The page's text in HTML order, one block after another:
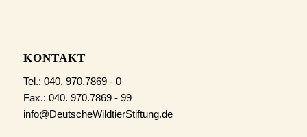
KONTAKT
Tel.: 040. 970.7869 - 0
Fax.: 040. 970.7869 - 99
info@DeutscheWildtierStiftung.de